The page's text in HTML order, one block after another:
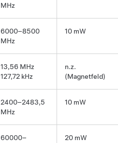
MHz
6000–8500
MHz
10 mW
13,56 MHz
127,72 kHz
n.z.
(Magnetfeld)
2400–2483,5
MHz
10 mW
60000–
20 mW